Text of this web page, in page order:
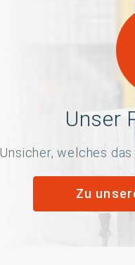
Unser
Unsicher, welches
Zu